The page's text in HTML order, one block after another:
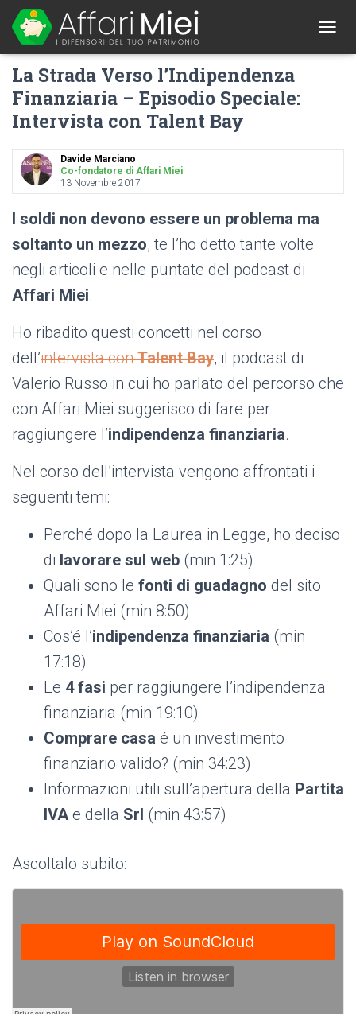
O
La Strada Verso l’Indipendenza
Finanziaria – Episodio Speciale:
Intervista con Talent Bay
Davide Marciano
Co-fondatore di Affari Miei
13 Novembre 2017
I soldi non devono essere un problema ma
soltanto un mezzo, te l’ho detto tante volte
negli articoli e nelle puntate del podcast di
Affari Miei.
Ho ribadito questi concetti nel corso
dell’intervista conTalent Bay, il podcast di
Valerio Russo in cui ho parlato del percorso che
con Affari Miei suggerisco di fare per
raggiungere l’indipendenza finanziaria.
Nel corso dell’intervista vengono affrontati i
seguenti temi:
Perché dopo la Laurea in Legge, ho deciso
di lavorare sul web (min 1:25)
Quali sono le fonti di guadagno del sito
Affari Miei (min 8:50)
Cos’é l’indipendenza finanziaria (min
17:18)
Le 4 fasi per raggiungere l’indipendenza
finanziaria (min 19:10)
Comprare casa é un investimento
finanziario valido? (min 34:23)
Informazioni utili sull’apertura della Partita
IVAe della Srl (min 43:57)
Ascoltalo subito: